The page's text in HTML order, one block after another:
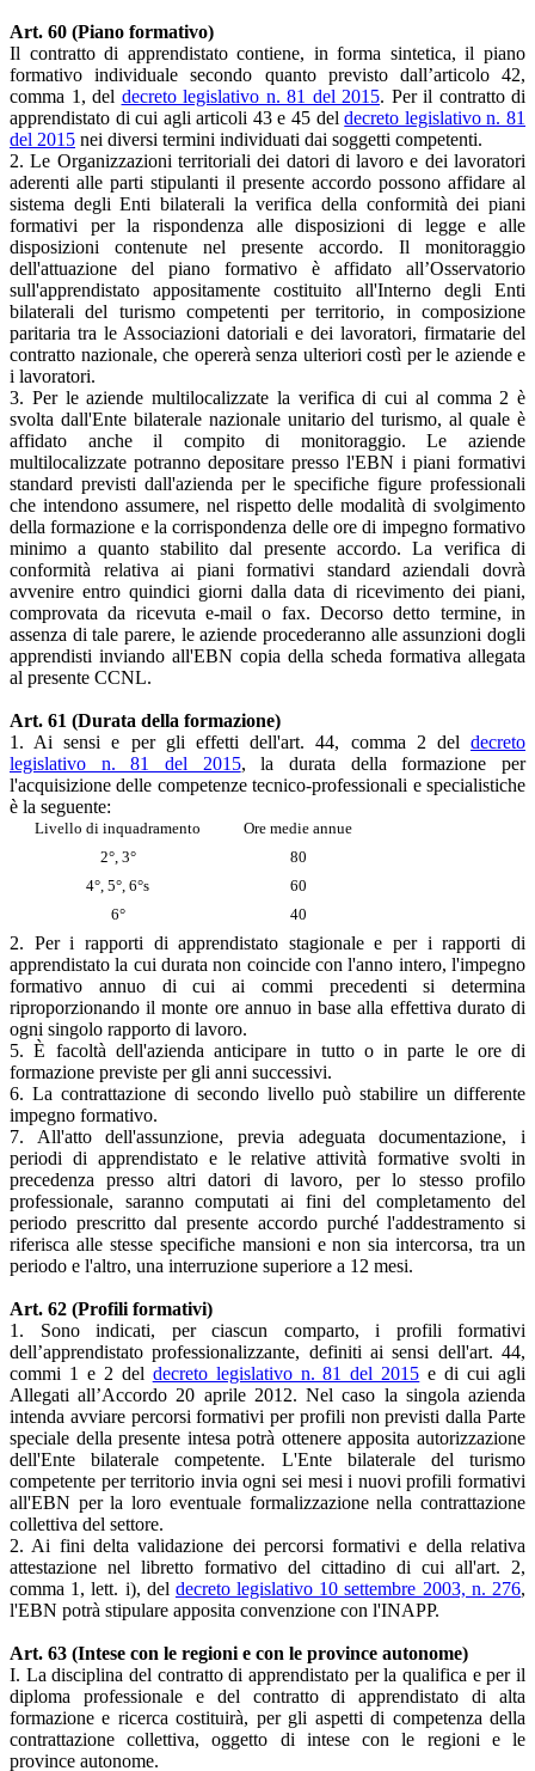
Art. 60 (Piano formativo)
Il contratto di apprendistato contiene, in forma sintetica, il piano
formativo individuale secondo quanto previsto dall’articolo 42,
comma 1, del decreto legislativo n. 81 del 2015. Per il contratto di
apprendistato di cui agli articoli 43 e 45 deldecreto legislativo n. 81
del 2015 nei diversi termini individuati dai soggetti competenti.
2. Le Organizzazioni territoriali dei datori di lavoro e dei lavoratori
aderenti alle parti stipulanti il presente accordo possono affidare al
sistema degli Enti bilaterali la verifica della conformità dei piani
formativi per la rispondenza alle disposizioni di legge e alle
disposizioni contenute nel presente accordo. Il monitoraggio
dell'attuazione del piano formativo è affidato all’Osservatorio
sull'apprendistato appositamente costituito all'Interno degli Enti
bilaterali del turismo competenti per territorio, in composizione
paritaria tra le Associazioni datoriali e dei lavoratori, firmatarie del
contratto nazionale, che opererà senza ulteriori costì per le aziende e
i lavoratori.
3. Per le aziende multilocalizzate la verifica di cui al comma 2 è
svolta dall'Ente bilaterale nazionale unitario del turismo, al quale è
affidato anche il compito di monitoraggio. Le aziende
multilocalizzate potranno depositare presso l'EBN i piani formativi
standard previsti dall'azienda per le specifiche figure professionali
che intendono assumere, nel rispetto delle modalità di svolgimento
della formazione e la corrispondenza delle ore di impegno formativo
minimo a quanto stabilito dal presente accordo. La verifica di
conformità relativa ai piani formativi standard aziendali dovrà
avvenire entro quindici giorni dalla data di ricevimento dei piani,
comprovata da ricevuta e-mail o fax. Decorso detto termine, in
assenza di tale parere, le aziende procederanno alle assunzioni dogli
apprendisti inviando all'EBN copia della scheda formativa allegata
al presente CCNL.
Art. 61 (Durata della formazione)
1. Ai sensi e per gli effetti dell'art. 44, comma 2 del decreto
legislativo n. 81 del 2015, la durata della formazione per
l'acquisizione delle competenze tecnico-professionali e specialistiche
è la seguente:
Livello di inquadramento
Ore medie annue
2°, 3°
80
4°, 5°, 6°s
60
6°
40
2. Per i rapporti di apprendistato stagionale e per i rapporti di
apprendistato la cui durata non coincide con l'anno intero, l'impegno
formativo annuo di cui ai commi precedenti si determina
riproporzionando il monte ore annuo in base alla effettiva durato di
ogni singolo rapporto di lavoro.
5. È facoltà dell'azienda anticipare in tutto o in parte le ore di
formazione previste per gli anni successivi.
6. La contrattazione di secondo livello può stabilire un differente
impegno formativo.
7. All'atto dell'assunzione, previa adeguata documentazione, i
periodi di apprendistato e le relative attività formative svolti in
precedenza presso altri datori di lavoro, per lo stesso profilo
professionale, saranno computati ai fini del completamento del
periodo prescritto dal presente accordo purché l'addestramento si
riferisca alle stesse specifiche mansioni e non sia intercorsa, tra un
periodo e l'altro, una interruzione superiore a 12 mesi.
Art. 62 (Profili formativi)
1. Sono indicati, per ciascun comparto, i profili formativi
dell’apprendistato professionalizzante, definiti ai sensi dell'art. 44,
commi 1 e 2 del decreto legislativo n. 81 del 2015 e di cui agli
Allegati all’Accordo 20 aprile 2012. Nel caso la singola azienda
intenda avviare percorsi formativi per profili non previsti dalla Parte
speciale della presente intesa potrà ottenere apposita autorizzazione
dell'Ente bilaterale competente. L'Ente bilaterale del turismo
competente per territorio invia ogni sei mesi i nuovi profili formativi
all'EBN per la loro eventuale formalizzazione nella contrattazione
collettiva del settore.
2. Ai fini delta validazione dei percorsi formativi e della relativa
attestazione nel libretto formativo del cittadino di cui all'art. 2,
comma 1, lett. i), del decreto legislativo 10 settembre 2003, n. 276,
l'EBN potrà stipulare apposita convenzione con l'INAPP.
Art. 63 (Intese con le regioni e con le province autonome)
I. La disciplina del contratto di apprendistato per la qualifica e per il
diploma professionale e del contratto di apprendistato di alta
formazione e ricerca costituirà, per gli aspetti di competenza della
contrattazione collettiva, oggetto di intese con le regioni e le
province autonome.